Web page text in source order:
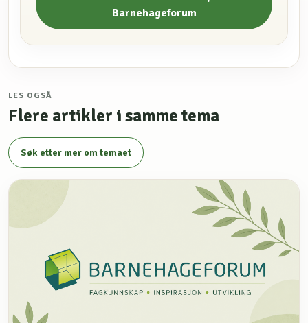
Barnehageforum
LES OGSÅ
Flere artikler i samme tema
Søk etter mer om temaet